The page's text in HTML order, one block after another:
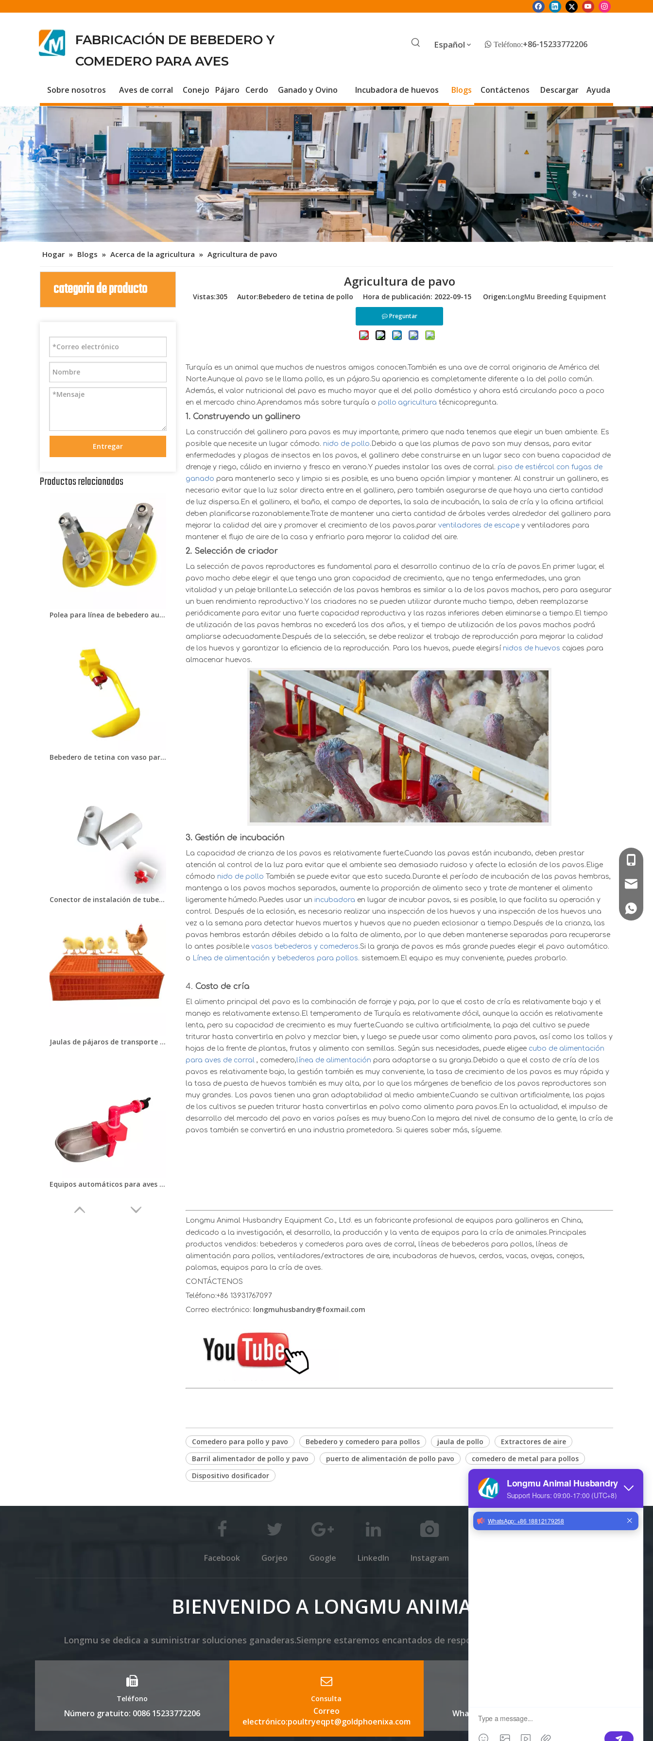
FABRICACIÓN DE BEBEDERO Y
COMEDERO PARA AVES
Español  Teléfono:+86-15233772206
Sobre nosotros Aves de corral Conejo Pájaro Cerdo Ganado y Ovino Incubadora de huevos Blogs Contáctenos Descargar Ayuda
Hogar » Blogs » Acerca de la agricultura » Agricultura de pavo
categoria de producto
Entregar
Productos relacionados
Polea para línea de bebedero automático para aves de corral, sistema de línea de alimentador de pollos LML-15
Bebedero de tetina con vaso para beber, bebederos con tetina para bebedero para pollos de engorde, gallinas ponedoras, equipo para aves de corral
Conector de instalación de tuberías de bricolaje de PVC Camiseta horizontal de PVC para bebederos de agua para pollos y bebederos para aves de corral Sistema de conexiones de tuberías para granjas de pollos LML-08
Jaulas de pájaros de transporte de plástico de alta calidad para pollos vivos/jaulas de transporte de pollos/caja de transporte de aves de corral
Equipos automáticos para aves de corral KIT de bebederos para animales pequeños/mascotas/conejitos/hurones/pollos/hámster/cobayas Vaso metálico para beber roedores LM-120
Agricultura de pavo
Vistas:305Autor:Bebedero de tetina de pollo Hora de publicación: 2022-09-15 Origen:LongMu Breeding Equipment
Preguntar
Turquía es un animal que muchos de nuestros amigos conocen.También es una ave de corral originaria de América del
Norte.Aunque al pavo se le llama pollo, es un pájaro.Su apariencia es completamente diferente a la del pollo común.
Además, el valor nutricional del pavo es mucho mayor que el del pollo doméstico y ahora está circulando poco a poco
en el mercado chino.Aprendamos más sobre turquía o pollo agricultura técnicopregunta.
1. Construyendo un gallinero
La construcción del gallinero para pavos es muy importante, primero que nada tenemos que elegir un buen ambiente. Es
posible que necesite un lugar cómodo. nido de pollo.Debido a que las plumas de pavo son muy densas, para evitar
enfermedades y plagas de insectos en los pavos, el gallinero debe construirse en un lugar seco con buena capacidad de
drenaje y riego, cálido en invierno y fresco en verano.Y puedes instalar las aves de corral. piso de estiércol con fugas de
ganado para mantenerlo seco y limpio si es posible, es una buena opción limpiar y mantener. Al construir un gallinero, es
necesario evitar que la luz solar directa entre en el gallinero, pero también asegurarse de que haya una cierta cantidad
de luz dispersa.En el gallinero, el baño, el campo de deportes, la sala de incubación, la sala de cría y la oficina artificial
deben planificarse razonablemente.Trate de mantener una cierta cantidad de árboles verdes alrededor del gallinero para
mejorar la calidad del aire y promover el crecimiento de los pavos.parar ventiladores de escape y ventiladores para
mantener el flujo de aire de la casa y enfriarlo para mejorar la calidad del aire.
2. Selección de criador
La selección de pavos reproductores es fundamental para el desarrollo continuo de la cría de pavos.En primer lugar, el
pavo macho debe elegir el que tenga una gran capacidad de crecimiento, que no tenga enfermedades, una gran
vitalidad y un pelaje brillante.La selección de las pavas hembras es similar a la de los pavos machos, pero para asegurar
un buen rendimiento reproductivo.Y los criadores no se pueden utilizar durante mucho tiempo, deben reemplazarse
periódicamente para evitar una fuerte capacidad reproductiva y las razas inferiores deben eliminarse a tiempo.El tiempo
de utilización de las pavas hembras no excederá los dos años, y el tiempo de utilización de los pavos machos podrá
ampliarse adecuadamente.Después de la selección, se debe realizar el trabajo de reproducción para mejorar la calidad
de los huevos y garantizar la eficiencia de la reproducción. Para los huevos, puede elegirsí nidos de huevos cajaes para
almacenar huevos.
3. Gestión de incubación
La capacidad de crianza de los pavos es relativamente fuerte.Cuando las pavas están incubando, deben prestar
atención al control de la luz para evitar que el ambiente sea demasiado ruidoso y afecte la eclosión de los pavos.Elige
cómodo nido de pollo
También se puede evitar que esto suceda.Durante el período de incubación de las pavas hembras,
mantenga a los pavos machos separados, aumente la proporción de alimento seco y trate de mantener el alimento
ligeramente húmedo.Puedes usar un incubadora en lugar de incubar pavos, si es posible, lo que facilita su operación y
control. Después de la eclosión, es necesario realizar una inspección de los huevos y una inspección de los huevos una
vez a la semana para detectar huevos muertos y huevos que no pueden eclosionar a tiempo.Después de la crianza, las
pavas hembras estarán débiles debido a la falta de alimento, por lo que deben mantenerse separadas para recuperarse
lo antes posible. le vasos bebederos y comederos.Si la granja de pavos es más grande puedes elegir el pavo automático.
o Línea de alimentación y bebederos para pollos. sistemaem.El equipo es muy conveniente, puedes probarlo.
4. Costo de cría
El alimento principal del pavo es la combinación de forraje y paja, por lo que el costo de cría es relativamente bajo y el
manejo es relativamente extenso.El temperamento de Turquía es relativamente dócil, aunque la acción es relativamente
lenta, pero su capacidad de crecimiento es muy fuerte.Cuando se cultiva artificialmente, la paja del cultivo se puede
triturar hasta convertirla en polvo y mezclar bien, y luego se puede usar como alimento para pavos, así como los tallos y
hojas de la frente de plantas, frutas y alimento con semillas. Según sus necesidades, puede eligee cubo de alimentación
para aves de corral , comedero, línea de alimentación para adaptarse a su granja.Debido a que el costo de cría de los
pavos es relativamente bajo, la gestión también es muy conveniente, la tasa de crecimiento de los pavos es muy rápida y
la tasa de puesta de huevos también es muy alta, por lo que los márgenes de beneficio de los pavos reproductores son
muy grandes. Los pavos tienen una gran adaptabilidad al medio ambiente.Cuando se cultivan artificialmente, las pajas
de los cultivos se pueden triturar hasta convertirlas en polvo como alimento para pavos.En la actualidad, el impulso de
desarrollo del mercado del pavo en varios países es muy bueno.Con la mejora del nivel de consumo de la gente, la cría de
pavos también se convertirá en una industria prometedora. Si quieres saber más, sígueme.
Longmu Animal Husbandry Equipment Co., Ltd. es un fabricante profesional de equipos para gallineros en China,
dedicado a la investigación, el desarrollo, la producción y la venta de equipos para la cría de animales.Principales
productos vendidos: bebederos y comederos para aves de corral, líneas de bebederos para pollos, líneas de
alimentación para pollos, ventiladores/extractores de aire, incubadoras de huevos, cerdos, vacas, ovejas, conejos,
palomas, equipos para la cría de aves.
CONTÁCTENOS
Teléfono:+86 13931767097
Correo electrónico: longmuhusbandry@foxmail.com
Comedero para pollo y pavo Bebedero y comedero para pollos jaula de pollo
Extractores de aire
Barril alimentador de pollo y pavo
puerto de alimentación de pollo pavo
comedero de metal para pollos
Dispositivo dosificador
Facebook Gorjeo Google LinkedIn Instagram
BIENVENIDO A LONGMU ANIMAL
Longmu se dedica a suministrar soluciones ganaderas.Siempre estaremos encantados de responder a todas sus preguntas.
Teléfono
Número gratuito: 0086 15233772206
Consulta
Correo
electrónico:poultryeqpt@goldphoenixa.com
Whatsapp/WeChat:+86 15233772206
+86